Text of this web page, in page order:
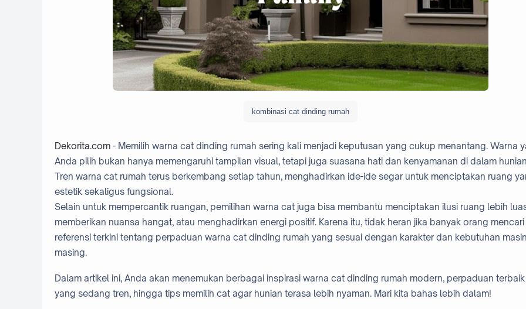
kombinasi cat dinding rumah
Dekorita.com - Memilih warna cat dinding rumah sering kali menjadi keputusan yang cukup menantang. Warna
Anda pilih bukan hanya memengaruhi tampilan visual, tetapi juga suasana hati dan kenyamanan di dalam
Tren warna cat rumah terus berkembang setiap tahun, menghadirkan ide-ide segar untuk menciptakan ruang
estetik sekaligus fungsional.
Selain untuk mempercantik ruangan, pemilihan warna cat juga bisa membantu menciptakan ilusi ruang lebih
memberikan nuansa hangat, atau menghadirkan energi positif. Karena itu, tidak heran jika banyak orang mencari
referensi terkini tentang perpaduan warna cat dinding rumah yang sesuai dengan karakter dan kebutuhan
masing.
Dalam artikel ini, Anda akan menemukan berbagai inspirasi warna cat dinding rumah modern, perpaduan terbaik
yang sedang tren, hingga tips memilih cat agar hunian terasa lebih nyaman. Mari kita bahas lebih dalam!